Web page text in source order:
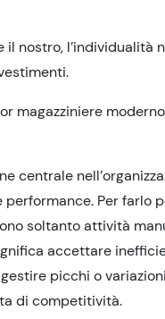
nostro,
magazziniere
centrale
Per farlo
soltanto attività
accettare
picchi o
di competitività.